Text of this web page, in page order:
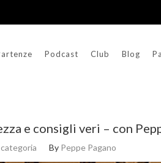
Podcast Club Blog
e consigli veri – con
By Peppe Pagano